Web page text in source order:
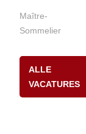
Maître-
Sommelier
ALLE
VACATURES